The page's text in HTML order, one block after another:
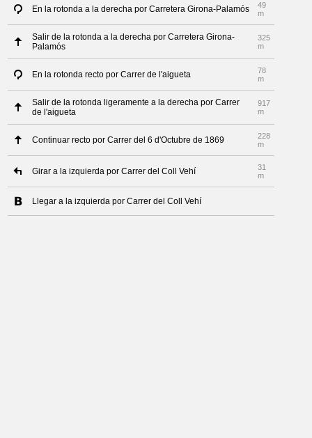
En la rotonda a la derecha por Carretera Girona-Palamós
49
m
Salir de la rotonda a la derecha por Carretera Girona-
Palamós
325
m
En la rotonda recto por Carrer de l'aigueta
78
m
Salir de la rotonda ligeramente a la derecha por Carrer
de l'aigueta
917
m
Continuar recto por Carrer del 6 d'Octubre de 1869
228
m
Girar a la izquierda por Carrer del Coll Vehí
31
m
Llegar a la izquierda por Carrer del Coll Vehí